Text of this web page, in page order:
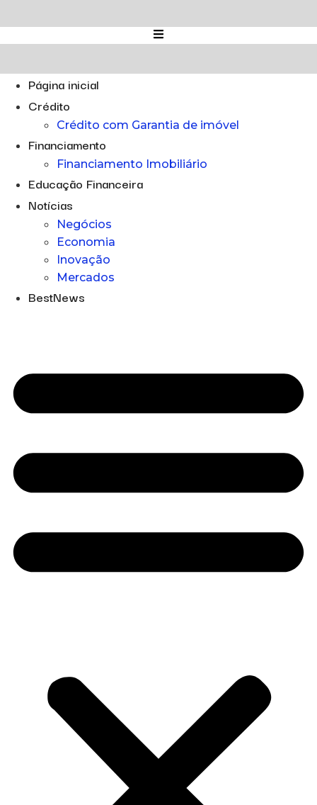
para
o
Página inicial
Crédito
Crédito com Garantia de imóvel
Financiamento
Financiamento Imobiliário
Educação Financeira
Notícias
Negócios
Economia
Inovação
Mercados
BestNews